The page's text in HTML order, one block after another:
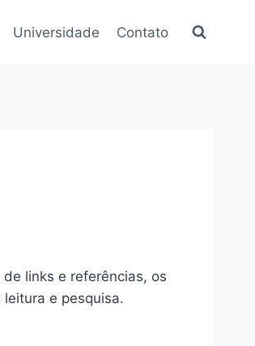
Universidade Contato
links e referências, os
e pesquisa.